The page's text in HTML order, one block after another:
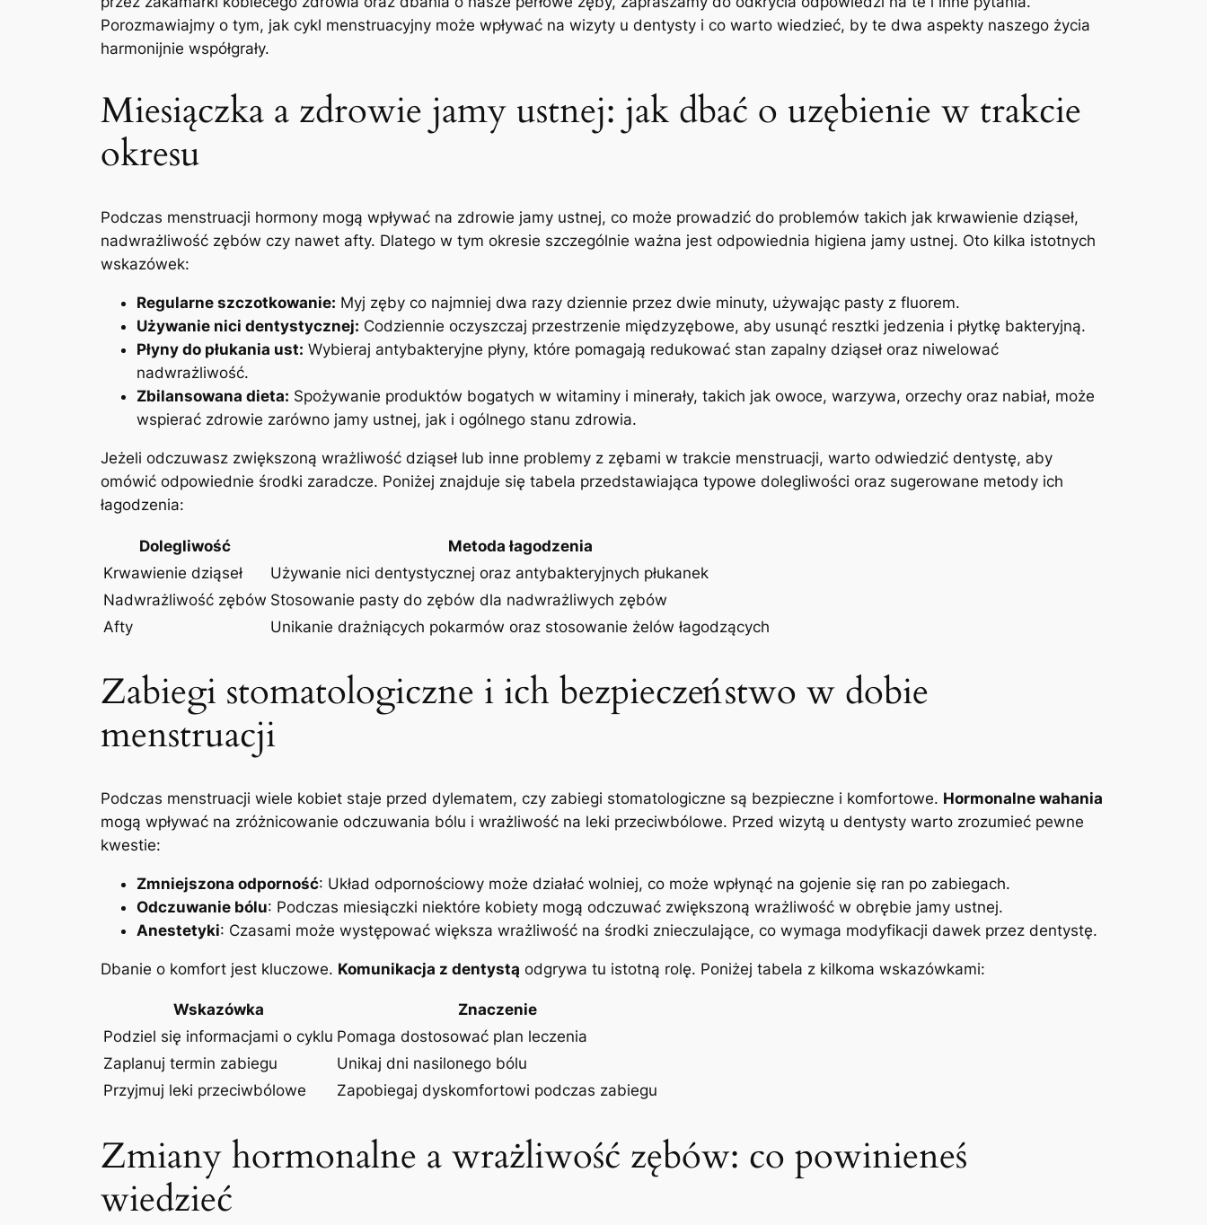
Porozmawiajmy o tym, jak cykl menstruacyjny może wpływać na wizyty u dentysty i co warto wiedzieć, by te dwa aspekty naszego życia
harmonijnie współgrały.
Miesiączka a zdrowie jamy ustnej: jak dbać o uzębienie w trakcie
okresu
Podczas menstruacji hormony mogą wpływać na zdrowie jamy ustnej, co może prowadzić do problemów takich jak krwawienie dziąseł,
nadwrażliwość zębów czy nawet afty. Dlatego w tym okresie szczególnie ważna jest odpowiednia higiena jamy ustnej. Oto kilka istotnych
wskazówek:
Regularne szczotkowanie: Myj zęby co najmniej dwa razy dziennie przez dwie minuty, używając pasty z fluorem.
Używanie nici dentystycznej: Codziennie oczyszczaj przestrzenie międzyzębowe, aby usunąć resztki jedzenia i płytkę bakteryjną.
Płyny do płukania ust: Wybieraj antybakteryjne płyny, które pomagają redukować stan zapalny dziąseł oraz niwelować
nadwrażliwość.
Zbilansowana dieta: Spożywanie produktów bogatych w witaminy i minerały, takich jak owoce, warzywa, orzechy oraz nabiał, może
wspierać zdrowie zarówno jamy ustnej, jak i ogólnego stanu zdrowia.
Jeżeli odczuwasz zwiększoną wrażliwość dziąseł lub inne problemy z zębami w trakcie menstruacji, warto odwiedzić dentystę, aby
omówić odpowiednie środki zaradcze. Poniżej znajduje się tabela przedstawiająca typowe dolegliwości oraz sugerowane metody ich
łagodzenia:
Dolegliwość
Metoda łagodzenia
Krwawienie dziąseł
Używanie nici dentystycznej oraz antybakteryjnych płukanek
Nadwrażliwość zębów Stosowanie pasty do zębów dla nadwrażliwych zębów
Afty
Unikanie drażniących pokarmów oraz stosowanie żelów łagodzących
Zabiegi stomatologiczne i ich bezpieczeństwo w dobie
menstruacji
Podczas menstruacji wiele kobiet staje przed dylematem, czy zabiegi stomatologiczne są bezpieczne i komfortowe. Hormonalne wahania
mogą wpływać na zróżnicowanie odczuwania bólu i wrażliwość na leki przeciwbólowe. Przed wizytą u dentysty warto zrozumieć pewne
kwestie:
Zmniejszona odporność: Układ odpornościowy może działać wolniej, co może wpłynąć na gojenie się ran po zabiegach.
Odczuwanie bólu: Podczas miesiączki niektóre kobiety mogą odczuwać zwiększoną wrażliwość w obrębie jamy ustnej.
Anestetyki: Czasami może występować większa wrażliwość na środki znieczulające, co wymaga modyfikacji dawek przez dentystę.
Dbanie o komfort jest kluczowe. Komunikacja z dentystą odgrywa tu istotną rolę. Poniżej tabela z kilkoma wskazówkami:
Wskazówka
Znaczenie
Podziel się informacjami o cyklu Pomaga dostosować plan leczenia
Zaplanuj termin zabiegu
Unikaj dni nasilonego bólu
Przyjmuj leki przeciwbólowe
Zapobiegaj dyskomfortowi podczas zabiegu
Zmiany hormonalne a wrażliwość zębów: co powinieneś
wiedzieć